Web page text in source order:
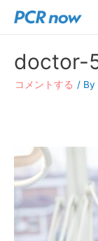
doctor-
コメントする / By